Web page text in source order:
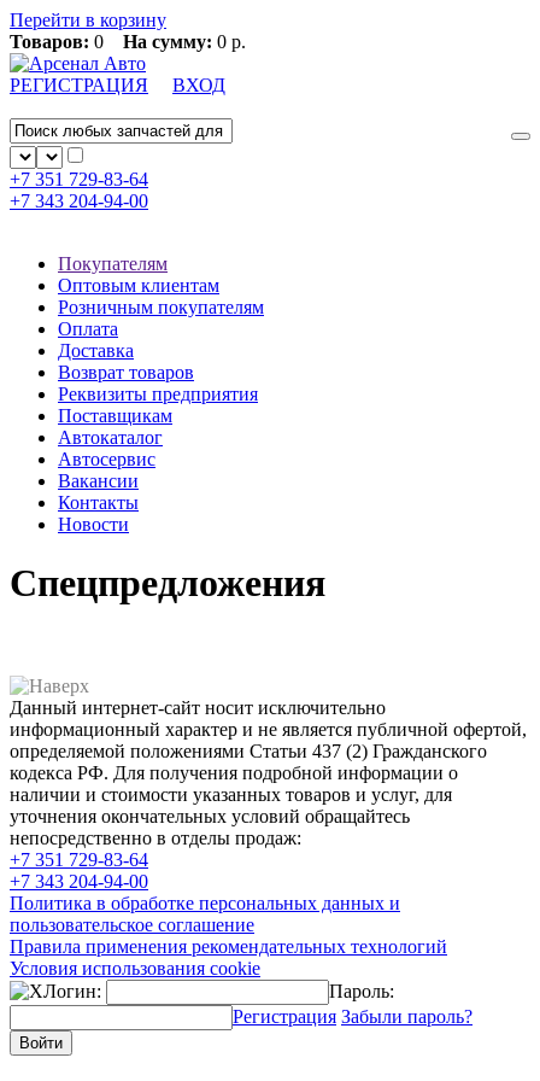
Перейти в корзину
Товаров: 0 На сумму: 0 р.
РЕГИСТРАЦИЯ ВХОД
+7 351 729-83-64
+7 343 204-94-00
Покупателям
Оптовым клиентам
Розничным покупателям
Оплата
Доставка
Возврат товаров
Реквизиты предприятия
Поставщикам
Автокаталог
Автосервис
Вакансии
Контакты
Новости
Спецпредложения
Данный интернет-сайт носит исключительно
информационный характер и не является публичной офертой,
определяемой положениями Статьи 437 (2) Гражданского
кодекса РФ. Для получения подробной информации о
наличии и стоимости указанных товаров и услуг, для
уточнения окончательных условий обращайтесь
непосредственно в отделы продаж:
+7 351 729-83-64
+7 343 204-94-00
Политика в обработке персональных данных и
пользовательское соглашение
Правила применения рекомендательных технологий
Условия использования cookie
Логин:
Пароль:
Регистрация Забыли пароль?